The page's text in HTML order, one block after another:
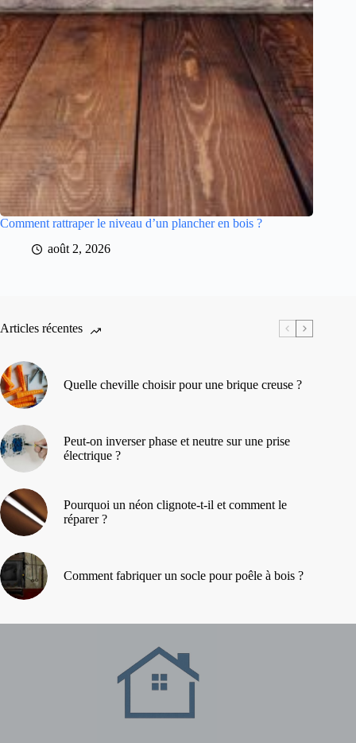
Comment rattraper le niveau d’un plancher en bois ?
août 2, 2026
Articles récentes
Quelle cheville choisir pour une brique creuse ?
Peut-on inverser phase et neutre sur une prise
électrique ?
Pourquoi un néon clignote-t-il et comment le
réparer ?
Comment fabriquer un socle pour poêle à bois ?